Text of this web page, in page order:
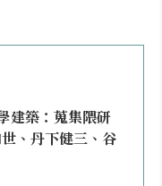
建築：蒐集隈研
、丹下健三、谷